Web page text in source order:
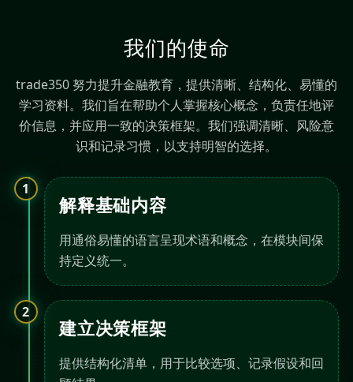
我们的使命
trade350 努力提升金融教育，提供清晰、结构化、易懂的
学习资料。我们旨在帮助个人掌握核心概念，负责任地评
价信息，并应用一致的决策框架。我们强调清晰、风险意
识和记录习惯，以支持明智的选择。
1
解释基础内容
用通俗易懂的语言呈现术语和概念，在模块间保
持定义统一。
2
建立决策框架
提供结构化清单，用于比较选项、记录假设和回